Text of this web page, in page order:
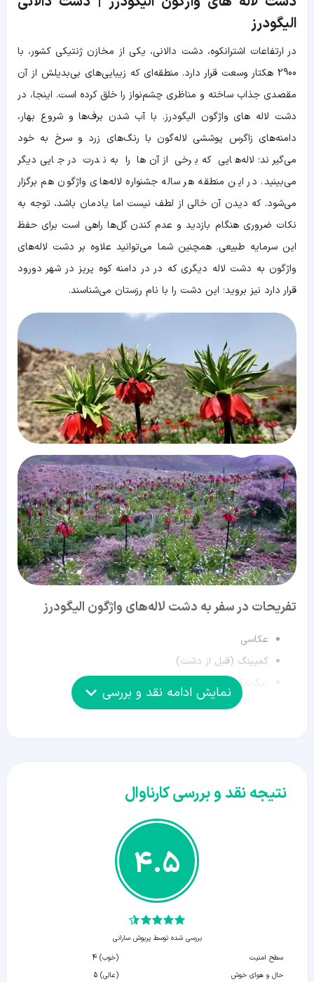
الیگودرز
در ارتفاعات اشترانکوه، دشت دالانی، یکی از مخازن ژنتیکی کشور، با
2900 هکتار وسعت قرار دارد. منطقه‌ای که زیبایی‌های بی‌بدیلش از آن
مقصدی جذاب ساخته و مناظری چشم‌نواز را خلق کرده است. اینجا، در
دشت لاله های واژگون الیگودرز. با آب شدن برف‌ها و شروع بهار،
دامنه‌های زاگرس پوششی لاله‌گون با رنگ‌های زرد و سرخ به خود
می‌گیرند؛ لاله‌هایی که برخی از آن‌ها را به ندرت در جایی دیگر
می‌بینید. در این منطقه هر ساله جشنواره لاله‌های واژگون هم برگزار
می‌شود. که دیدن آن خالی از لطف نیست اما یادمان باشد، توجه به
نکات ضروری هنگام بازدید و عدم کندن گل‌ها راهی است برای حفظ
این سرمایه طبیعی. همچنین شما می‌توانید علاوه بر دشت لاله‌های
واژگون به دشت لاله دیگری که در در دامنه کوه پریز در شهر دورود
قرار دارد نیز بروید؛ این دشت را با نام رزستان می‌شناسند.
تفریحات در سفر به دشت لاله‌های واژگون الیگودرز
عکاسی
کمپینگ (قبل از دشت)
پیک‌نیک (قبل از دشت)
پیاده‌روی در طبیعت
نمایش ادامه نقد و بررسی
نتیجه نقد و بررسی کارناوال
4.5
بررسی شده توسط پریوش سارانی
سطح امنیت
(خوب) 4
حال و هوای خوش
(عالی) 5